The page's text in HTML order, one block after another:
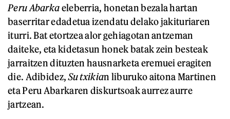
Peru Abarkaeleberria, honetan bezala hartan
baserritar edadetua izendatu delako jakituriaren
iturri. Bat etortzea alor gehiagotan antzeman
daiteke, eta kidetasun honek batak zein besteak
jarraitzen dituzten hausnarketa eremuei eragiten
die. Adibidez,Su txikian liburuko aitona Martinen
eta Peru Abarkaren diskurtsoak aurrez aurre
jartzean.